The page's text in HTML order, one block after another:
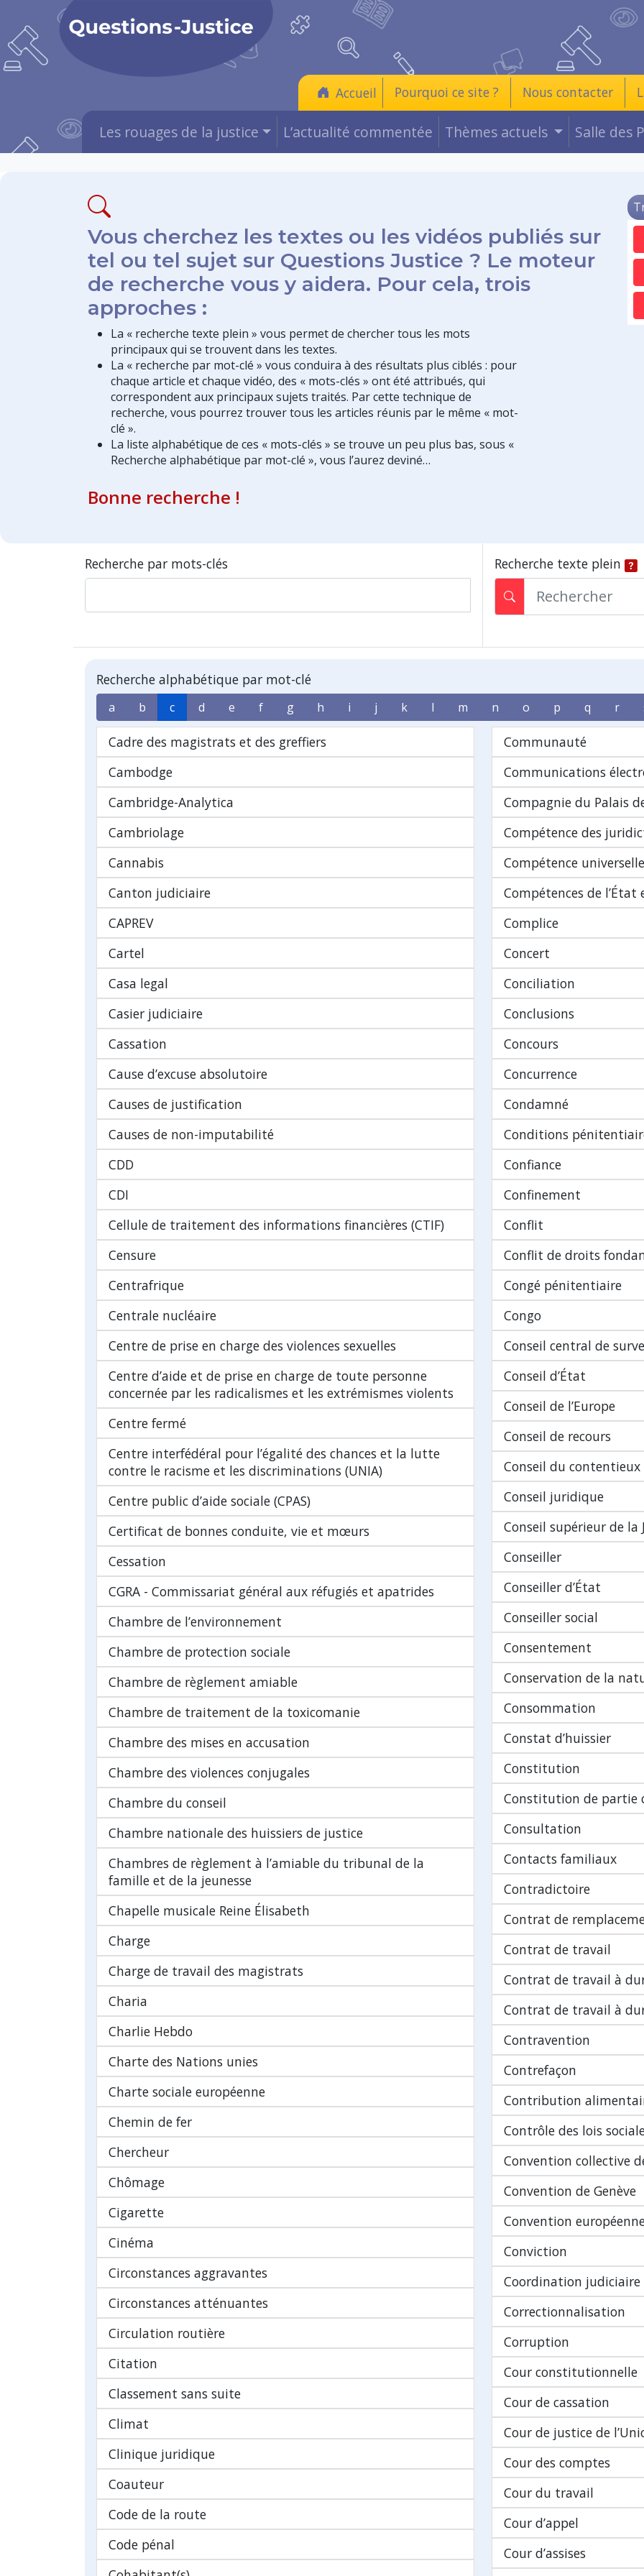
Accueil Pourquoi ce site ? Nous contacter
Les rouages de la justice L’actualité commentée Thèmes actuels Salle des
Vous cherchez les textes ou les vidéos publiés sur
tel ou tel sujet sur Questions Justice ? Le moteur
de recherche vous y aidera. Pour cela, trois
approches :
La « recherche texte plein » vous permet de chercher tous les mots
principaux qui se trouvent dans les textes.
La « recherche par mot-clé » vous conduira à des résultats plus ciblés : pour
chaque article et chaque vidéo, des « mots-clés » ont été attribués, qui
correspondent aux principaux sujets traités. Par cette technique de
recherche, vous pourrez trouver tous les articles réunis par le même « mot-
clé ».
La liste alphabétique de ces « mots-clés » se trouve un peu plus bas, sous «
Recherche alphabétique par mot-clé », vous l’aurez deviné…
Bonne recherche !
Recherche par mots-clés Recherche texte plein
Recherche alphabétique par mot-clé
a b c d e f g h i j k l m n o p q r
Cadre des magistrats et des greffiers
Cambodge
Cambridge-Analytica
Cambriolage
Cannabis
Canton judiciaire
CAPREV
Cartel
Casa legal
Casier judiciaire
Cassation
Cause d’excuse absolutoire
Causes de justification
Causes de non-imputabilité
CDD
CDI
Cellule de traitement des informations financières (CTIF)
Censure
Centrafrique
Centrale nucléaire
Centre de prise en charge des violences sexuelles
Centre d’aide et de prise en charge de toute personne
concernée par les radicalismes et les extrémismes violents
Centre fermé
Centre interfédéral pour l’égalité des chances et la lutte
contre le racisme et les discriminations (UNIA)
Centre public d’aide sociale (CPAS)
Certificat de bonnes conduite, vie et mœurs
Cessation
CGRA - Commissariat général aux réfugiés et apatrides
Chambre de l’environnement
Chambre de protection sociale
Chambre de règlement amiable
Chambre de traitement de la toxicomanie
Chambre des mises en accusation
Chambre des violences conjugales
Chambre du conseil
Chambre nationale des huissiers de justice
Chambres de règlement à l’amiable du tribunal de la
famille et de la jeunesse
Chapelle musicale Reine Élisabeth
Charge
Charge de travail des magistrats
Charia
Charlie Hebdo
Charte des Nations unies
Charte sociale européenne
Chemin de fer
Chercheur
Chômage
Cigarette
Cinéma
Circonstances aggravantes
Circonstances atténuantes
Circulation routière
Citation
Classement sans suite
Climat
Clinique juridique
Coauteur
Code de la route
Code pénal
Communauté
Communications
Compagnie du Palais
Compétence des
Compétence universelle
Compétences de
Complice
Concert
Conciliation
Conclusions
Concours
Concurrence
Condamné
Conditions
Confiance
Confinement
Conflit
Conflit de droits
Congé pénitentiaire
Congo
Conseil central de
Conseil d’État
Conseil de l’Europe
Conseil de recours
Conseil du contentieux
Conseil juridique
Conseil supérieur de la
Conseiller
Conseiller d’État
Conseiller social
Consentement
Conservation de la
Consommation
Constat d’huissier
Constitution
Constitution de partie
Consultation
Contacts familiaux
Contradictoire
Contrat de
Contrat de travail
Contrat de travail à
Contrat de travail à
Contravention
Contrefaçon
Contribution
Contrôle des lois
Convention collective
Convention de Genève
Convention
Conviction
Coordination judiciaire
Correctionnalisation
Corruption
Cour constitutionnelle
Cour de cassation
Cour de justice de
Cour des comptes
Cour du travail
Cour d’appel
Cour d’assises